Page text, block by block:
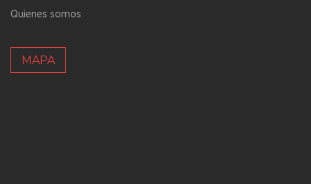
Quienes somos
MAPA